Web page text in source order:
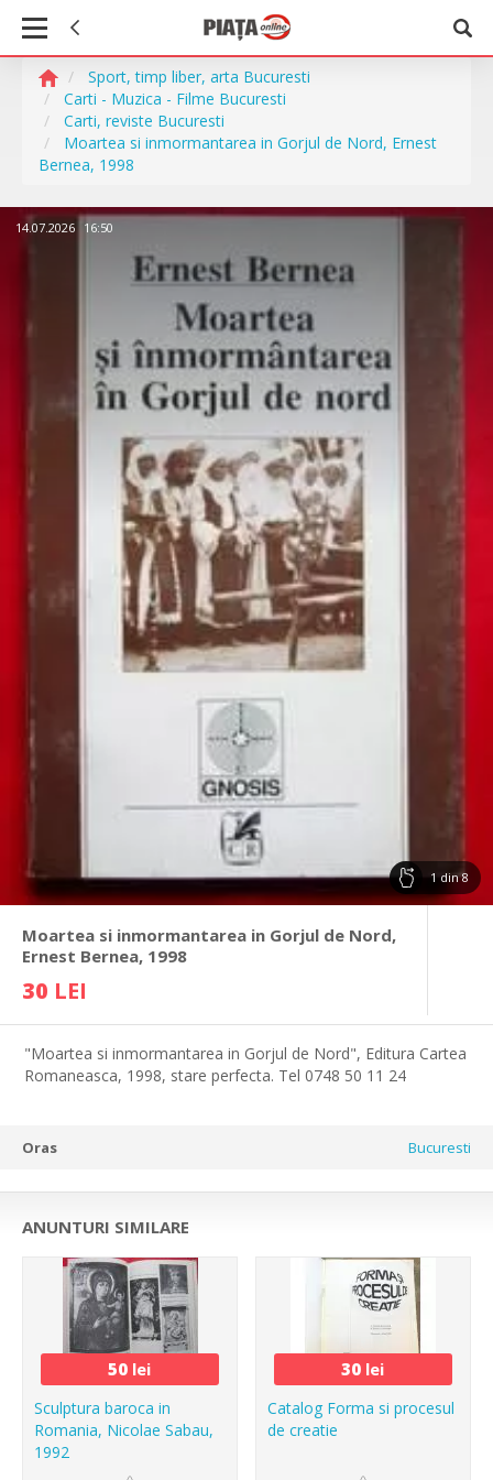
Sport, timp liber, arta Bucuresti
Carti - Muzica - Filme Bucuresti
Carti, reviste Bucuresti
Moartea si inmormantarea in Gorjul de Nord, Ernest
Bernea, 1998
14.07.2026 16:50
1din8
Moartea si inmormantarea in Gorjul de Nord,
Ernest Bernea, 1998
30 LEI
"Moartea si inmormantarea in Gorjul de Nord", Editura Cartea
Romaneasca, 1998, stare perfecta. Tel 0748 50 11 24
Oras Bucuresti
ANUNTURI SIMILARE
50 lei
Sculptura baroca in
Romania, Nicolae Sabau,
1992
30 lei
Catalog Forma si procesul
de creatie